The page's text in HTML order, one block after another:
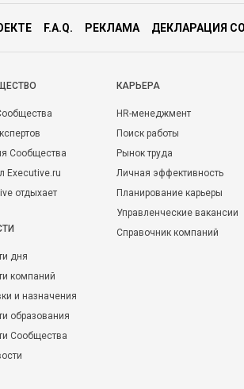
F.A.Q. РЕКЛАМА ДЕКЛАРАЦИЯ
Сообщества
Executive.ru
отдыхает
дня
компаний
и назначения
образования
Сообщества
КАРЬЕРА
HR-менеджмент
Поиск работы
Рынок труда
Личная эффективность
Планирование карьеры
Управленческие вакансии
Справочник компаний